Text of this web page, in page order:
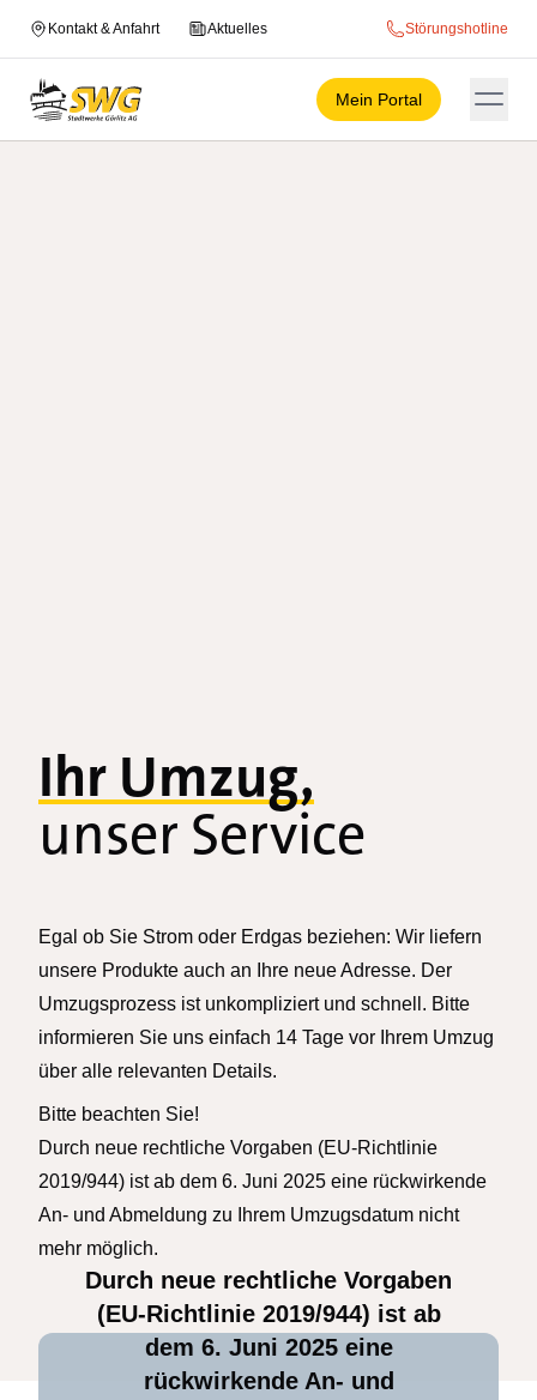
Kontakt & Anfahrt Aktuelles Störungshotline
Mein Portal
Ihr Umzug,
unser Service
Egal ob Sie Strom oder Erdgas beziehen: Wir liefern
unsere Produkte auch an Ihre neue Adresse. Der
Umzugsprozess ist unkompliziert und schnell. Bitte
informieren Sie uns einfach 14 Tage vor Ihrem Umzug
über alle relevanten Details.
Bitte beachten Sie!
Durch neue rechtliche Vorgaben (EU-Richtlinie
2019/944) ist ab dem 6. Juni 2025 eine rückwirkende
An- und Abmeldung zu Ihrem Umzugsdatum nicht
mehr möglich.
Durch neue rechtliche Vorgaben
(EU-Richtlinie 2019/944) ist ab
dem 6. Juni 2025 eine
rückwirkende An- und